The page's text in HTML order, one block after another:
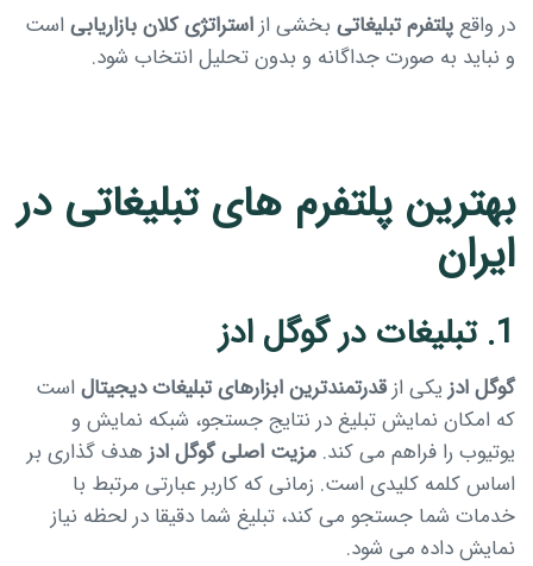
در واقعپلتفرم تبلیغاتی بخشی ازاستراتژی کلان بازاریابی است
و نباید به صورت جداگانه و بدون تحلیل انتخاب شود.
بهترین پلتفرم های تبلیغاتی در
ایران
1. تبلیغات در گوگل ادز
گوگل ادز یکی ازقدرتمندترین ابزارهای تبلیغات دیجیتال است
که امکان نمایش تبلیغ در نتایج جستجو، شبکه نمایش و
یوتیوب را فراهم می کند. مزیت اصلی گوگل ادز هدف گذاری بر
اساس کلمه کلیدی است. زمانی که کاربر عبارتی مرتبط با
خدمات شما جستجو می کند، تبلیغ شما دقیقا در لحظه نیاز
نمایش داده می شود.